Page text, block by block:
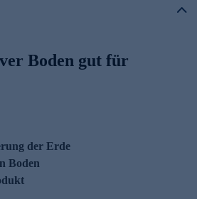
organischen-mineralischen
Es ist ideal zur Bodenpflege in
es Ihnen mit üppiger Pracht
bestellen!
Boden gut für
der Erde
Boden